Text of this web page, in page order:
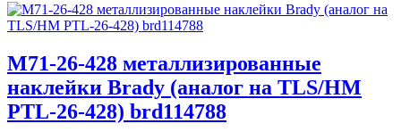
M71-26-428 металлизированные
наклейки Brady (аналог на TLS/HM
PTL-26-428) brd114788